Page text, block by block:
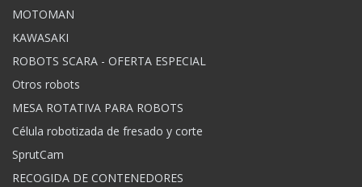
MOTOMAN
KAWASAKI
ROBOTS SCARA - OFERTA ESPECIAL
Otros robots
MESA ROTATIVA PARA ROBOTS
Célula robotizada de fresado y corte
SprutCam
RECOGIDA DE CONTENEDORES